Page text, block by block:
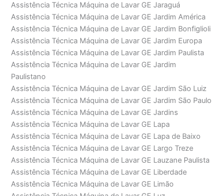
Assistência Técnica Máquina de Lavar GE Jaraguá
Assistência Técnica Máquina de Lavar GE Jardim América
Assistência Técnica Máquina de Lavar GE Jardim Bonfiglioli
Assistência Técnica Máquina de Lavar GE Jardim Europa
Assistência Técnica Máquina de Lavar GE Jardim Paulista
Assistência Técnica Máquina de Lavar GE Jardim
Paulistano
Assistência Técnica Máquina de Lavar GE Jardim São Luiz
Assistência Técnica Máquina de Lavar GE Jardim São Paulo
Assistência Técnica Máquina de Lavar GE Jardins
Assistência Técnica Máquina de Lavar GE Lapa
Assistência Técnica Máquina de Lavar GE Lapa de Baixo
Assistência Técnica Máquina de Lavar GE Largo Treze
Assistência Técnica Máquina de Lavar GE Lauzane Paulista
Assistência Técnica Máquina de Lavar GE Liberdade
Assistência Técnica Máquina de Lavar GE Limão